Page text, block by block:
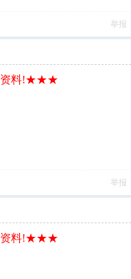
举报
资料!★★★
举报
资料!★★★